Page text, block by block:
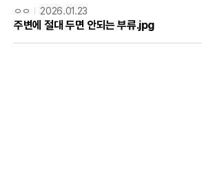
ㅇㅇ 2026.01.23
주변에 절대 두면 안되는 부류.jpg